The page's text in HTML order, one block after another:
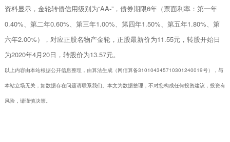
资料显示，金轮转债信用级别为“AA-”，债券期限6年（票面利率：第一年
0.40%、第二年0.60%、第三年1.00%、第四年1.50%、第五年1.80%、第
六年2.00%），对应正股名物产金轮，正股最新价为11.55元，转股开始日
为2020年4月20日，转股价为13.57元。
以上内容由本站根据公开信息整理，由算法生成（网信算备310104345710301240019号），与
本站立场无关，如数据存在问题请联系我们。本文为数据整理，不对您构成任何投资建议，投资有
风险，请谨慎决策。